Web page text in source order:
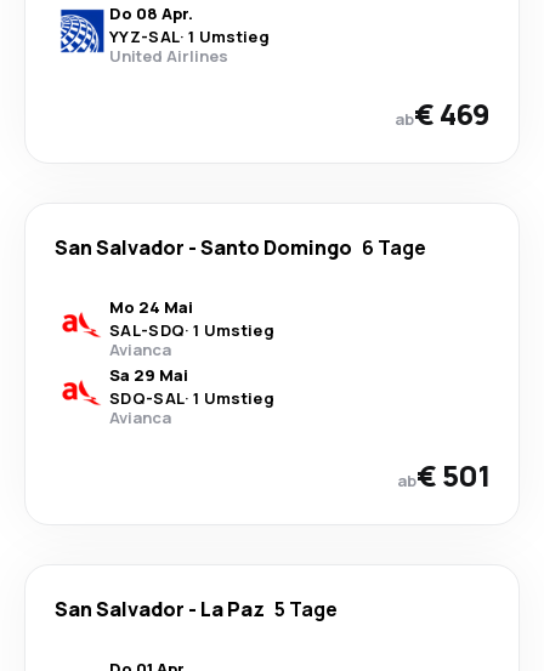
Do 08 Apr.
YYZ-SAL· 1 Umstieg
United Airlines
ab€ 469
San Salvador -Santo Domingo 6 Tage
Mo 24 Mai
SAL-SDQ· 1 Umstieg
Avianca
Sa 29 Mai
SDQ-SAL· 1 Umstieg
Avianca
ab€ 501
San Salvador - La Paz 5 Tage